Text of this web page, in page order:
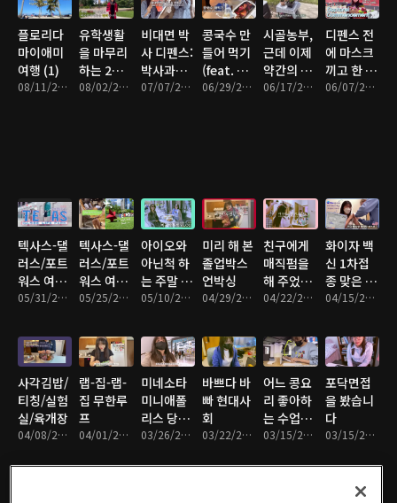
플로리다
마이애미
여행 (1)
08/11/2021 • 16분
유학생활
을 마무리
하는 2주
동안의 이
08/02/2021 • 7분
비대면 박
사 디펜스:
박사과정
최종관문07/07/2021 • 17분
콩국수 만
들어 먹기
(feat. 아
이패드프06/29/2021 • 20분
시골농부,
근데 이제
약간의 아
파트를 곁
06/17/2021 • 17분
디펜스 전
에 마스크
끼고 한 박
사학위수06/07/2021 • 8분
텍사스-댈
러스/포트
워스 여행
(2)
05/31/2021 • 17분
텍사스-댈
러스/포트
워스 여행
(1)
05/25/2021 • 17분
아이오와
아닌척 하
는 주말 바
이브
05/10/2021 • 6분
미리 해 본
졸업박스
언박싱
04/29/2021 • 18분
친구에게
매직펌을
해 주었습
니다
04/22/2021 • 18분
화이자 백
신 1차접
종 맞은 후
기
04/15/2021 • 14분
사각김밥/
티칭/실험
실/육개장
04/08/2021 • 21분
랩-집-랩-
집 무한루
프
04/01/2021 • 17분
미네소타
미니애폴
리스 당일
치기 여행
03/26/2021 • 18분
바쁘다 바
빠 현대사
회
03/22/2021 • 17분
어느 콩요
리 좋아하
는 수업조
교의 하루
03/15/2021 • 8분
포닥면접
을 봤습니
다
03/15/2021 • 20분